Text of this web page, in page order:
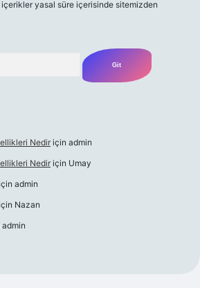
yasal süre içerisinde sitemizden
Nedir için admin
Nedir için Umay
admin
Nazan
admin